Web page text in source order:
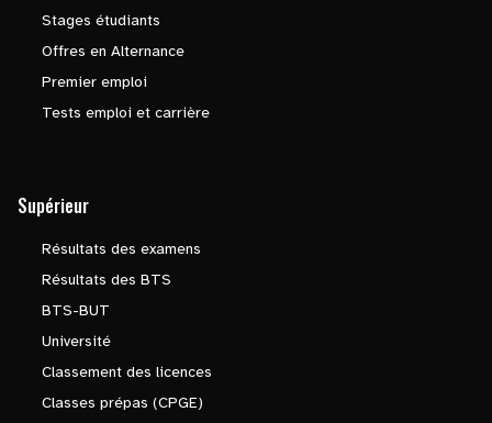
Stages étudiants
Offres en Alternance
Premier emploi
Tests emploi et carrière
Supérieur
Résultats des examens
Résultats des BTS
BTS-BUT
Université
Classement des licences
Classes prépas (CPGE)